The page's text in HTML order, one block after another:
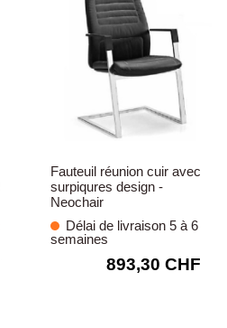
Fauteuil réunion cuir avec
surpiqures design -
Neochair
Délai de livraison 5 à 6
semaines
893,30 CHF